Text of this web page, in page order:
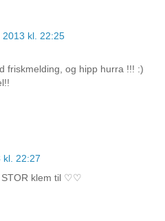
2013 kl. 22:25
friskmelding, og hipp hurra !!! :)
kl. 22:27
STOR klem til ♡♡